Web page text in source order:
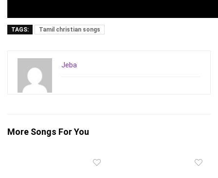
TAGS: Tamil christian songs
Jeba
More Songs For You